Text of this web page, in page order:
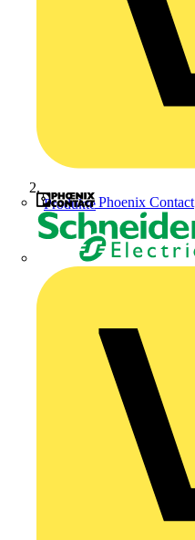
Phoenix Contact
Produkte